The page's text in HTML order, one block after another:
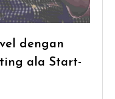
dengan
ala Start-